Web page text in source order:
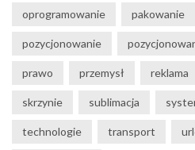
oprogramowanie pakowanie
pozycjonowanie
prawo przemysł reklama
skrzynie sublimacja
technologie transport